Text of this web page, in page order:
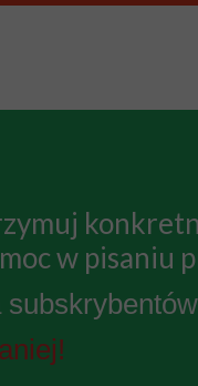
w pisaniu
Co wybrać?